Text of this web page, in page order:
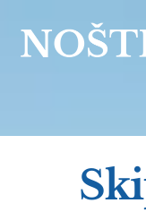
content